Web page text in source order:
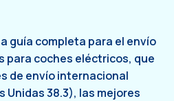
guía completa para el envío
para coches eléctricos, que
de envío internacional
Unidas 38.3), las mejores